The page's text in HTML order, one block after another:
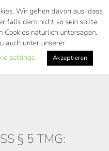
§ 5 TMG:
Wir gehen davon aus, dass
falls dem nicht so sein sollte
natürlich untersagen.
auch unter unserer
settings Akzeptieren